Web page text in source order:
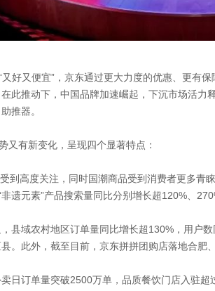
好又便宜”，京东通过更大力度的优惠、更有
此推动下，中国品牌加速崛起，下沉市场活
推器。
又有新变化，呈现四个显著特点：
到高度关注，同时国潮商品受到消费者更多青
遗元素”产品搜索量同比分别增长超120%、
县域农村地区订单量同比增长超130%，用户
。此外，截至目前，京东拼拼团购店落地合肥
日订单量突破2500万单，品质餐饮门店入驻